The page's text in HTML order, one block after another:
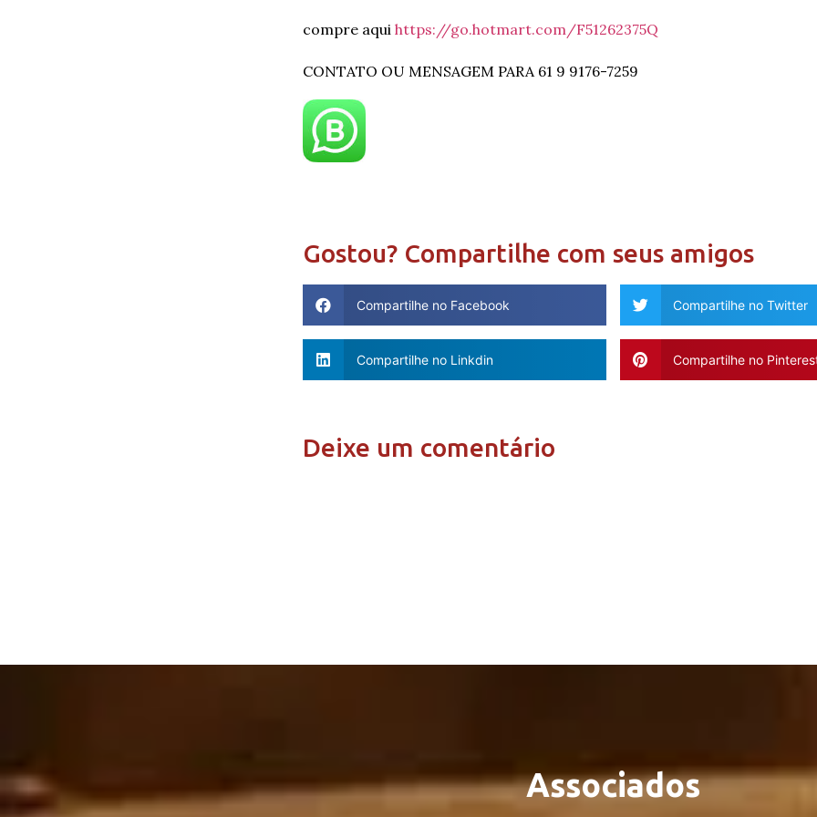
compre aqui https://go.hotmart.com/F51262375Q
CONTATO OU MENSAGEM PARA 61 9 9176-7259
Gostou? Compartilhe com seus amigos
Compartilhe no Facebook Compartilhe no Twitter
Compartilhe no Linkdin Compartilhe no
Deixe um comentário
Associados